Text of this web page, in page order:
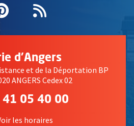
Pinterest
, Ouvre une
Flux RSS
d'Angers
et de la Déportation BP
ANGERS Cedex 02
41 05 40 00
les horaires